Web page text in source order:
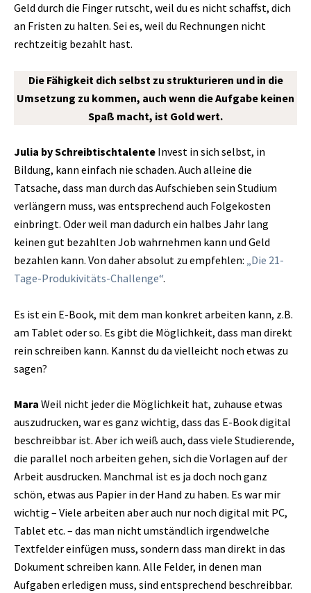
Geld durch die Finger rutscht, weil du es nicht schaffst, dich
an Fristen zu halten. Sei es, weil du Rechnungen nicht
rechtzeitig bezahlt hast.
Die Fähigkeit dich selbst zu strukturieren und in die
Umsetzung zu kommen, auch wenn die Aufgabe keinen
Spaß macht, ist Gold wert.
Julia by Schreibtischtalente Invest in sich selbst, in
Bildung, kann einfach nie schaden. Auch alleine die
Tatsache, dass man durch das Aufschieben sein Studium
verlängern muss, was entsprechend auch Folgekosten
einbringt. Oder weil man dadurch ein halbes Jahr lang
keinen gut bezahlten Job wahrnehmen kann und Geld
bezahlen kann. Von daher absolut zu empfehlen: „Die 21-
Tage-Produkivitäts-Challenge“.
Es ist ein E-Book, mit dem man konkret arbeiten kann, z.B.
am Tablet oder so. Es gibt die Möglichkeit, dass man direkt
rein schreiben kann. Kannst du da vielleicht noch etwas zu
sagen?
Mara Weil nicht jeder die Möglichkeit hat, zuhause etwas
auszudrucken, war es ganz wichtig, dass das E-Book digital
beschreibbar ist. Aber ich weiß auch, dass viele Studierende,
die parallel noch arbeiten gehen, sich die Vorlagen auf der
Arbeit ausdrucken. Manchmal ist es ja doch noch ganz
schön, etwas aus Papier in der Hand zu haben. Es war mir
wichtig – Viele arbeiten aber auch nur noch digital mit PC,
Tablet etc. – das man nicht umständlich irgendwelche
Textfelder einfügen muss, sondern dass man direkt in das
Dokument schreiben kann. Alle Felder, in denen man
Aufgaben erledigen muss, sind entsprechend beschreibbar.